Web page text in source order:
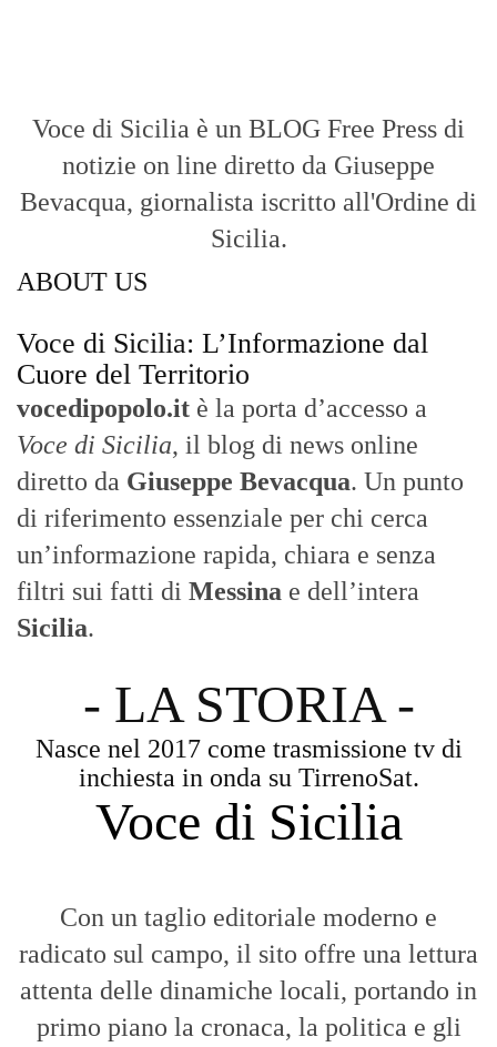
Voce di Sicilia è un BLOG Free Press di
notizie on line diretto da Giuseppe
Bevacqua, giornalista iscritto all'Ordine di
Sicilia.
ABOUT US
Voce di Sicilia: L’Informazione dal
Cuore del Territorio
vocedipopolo.it è la porta d’accesso a
Voce di Sicilia, il blog di news online
diretto da Giuseppe Bevacqua. Un punto
di riferimento essenziale per chi cerca
un’informazione rapida, chiara e senza
filtri sui fatti di Messina e dell’intera
Sicilia.
- LA STORIA -
Nasce nel 2017 come trasmissione tv di
inchiesta in onda su TirrenoSat.
Voce di Sicilia
Con un taglio editoriale moderno e
radicato sul campo, il sito offre una lettura
attenta delle dinamiche locali, portando in
primo piano la cronaca, la politica e gli